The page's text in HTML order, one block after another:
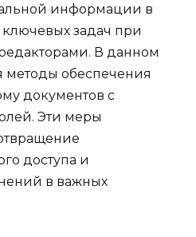
информации в
задач при
В данном
методы обеспечения
документов с
Эти меры
доступа и
в важных